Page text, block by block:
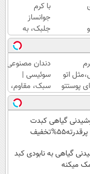
با کرم
جوانساز
جلبک، به
پوستت،
انرژی
دوباره
بده(تخفیف
تا امشب)
اتو
پوستتو
دندان مصنوعی
سوئیسی |
سبک، مقاوم،
طبیعی! ویزیت
رایگان+پرداخت
اقساطی😍
گیاهی کبدت
گیاهی به نابودی کبد
میکنه